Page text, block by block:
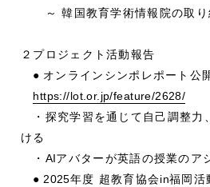
～ 韓国教育学術情報院の取り
２プロジェクト活動報告
● オンラインシンポレポート公
https://lot.or.jp/feature/2628/
・探究学習を通じて自己調整力
ける
・ AIアバターが英語の授業のア
● 2025年度 超教育協会in福岡活